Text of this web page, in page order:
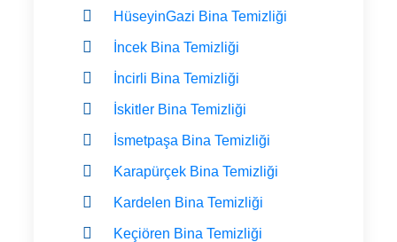
HüseyinGazi Bina Temizliği
İncek Bina Temizliği
İncirli Bina Temizliği
İskitler Bina Temizliği
İsmetpaşa Bina Temizliği
Karapürçek Bina Temizliği
Kardelen Bina Temizliği
Keçiören Bina Temizliği